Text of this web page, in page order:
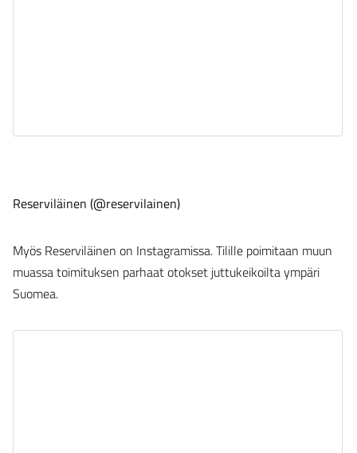
Reserviläinen (@reservilainen)
Myös Reserviläinen on Instagramissa. Tilille poimitaan muun
muassa toimituksen parhaat otokset juttukeikoilta ympäri
Suomea.